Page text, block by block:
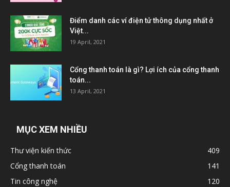
Điểm danh các ví điện tử thông dụng nhất ở
Việt...
19 April, 2021
Cổng thanh toán là gì? Lợi ích của cổng thanh
toán...
13 April, 2021
MỤC XEM NHIỀU
Thư viện kiến thức
409
Cổng thanh toán
141
Tin công nghệ
120